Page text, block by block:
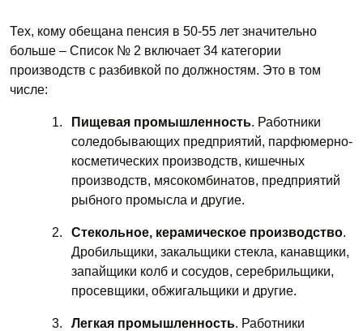
Тех, кому обещана пенсия в 50-55 лет значительно
больше – Список № 2 включает 34 категории
производств с разбивкой по должностям. Это в том
числе:
Пищевая промышленность. Работники
соледобывающих предприятий, парфюмерно-
косметических производств, кишечных
производств, мясокомбинатов, предприятий
рыбного промысла и другие.
Стекольное, керамическое производство.
Дробильщики, закальщики стекла, канавщики,
запайщики колб и сосудов, серебрильщики,
просевщики, обжигальщики и другие.
Легкая промышленность. Работники